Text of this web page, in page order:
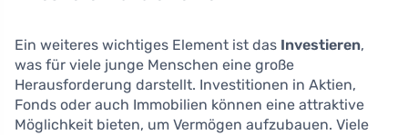
Ein weiteres wichtiges Element ist das Investieren,
was für viele junge Menschen eine große
Herausforderung darstellt. Investitionen in Aktien,
Fonds oder auch Immobilien können eine attraktive
Möglichkeit bieten, um Vermögen aufzubauen. Viele